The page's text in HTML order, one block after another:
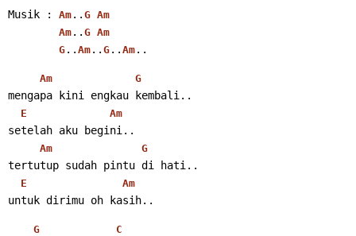
Musik : Am .. G Am
Am .. G Am
G .. Am .. G .. Am ..
Am G
mengapa kini engkau kembali..
E Am
setelah aku begini..
Am G
tertutup sudah pintu di hati..
E Am
untuk dirimu oh kasih..
G C